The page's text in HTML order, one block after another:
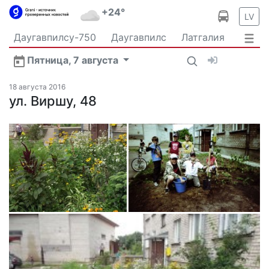
+24° LV
Даугавпилсу-750 Даугавпилс
Латгалия
Латвия
Политика Происшествия
Спорт
Общество
Пятница, 7 августа
Новости Даугавпилса
Транспорт
В мире
Рыбалка и охота
18 августа 2016
ул. Виршу, 48